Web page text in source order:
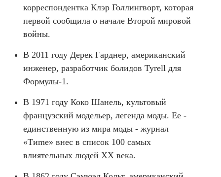
корреспондентка Клэр Голлингворт, которая
первой сообщила о начале Второй мировой
войны.
В 2011 году Дерек Гарднер, американский
инженер, разработчик болидов Tyrell для
Формулы-1.
В 1971 году Коко Шанель, культовый
французский модельер, легенда моды. Ее -
единственную из мира моды - журнал
«Tиmе» внес в список 100 самых
влиятельных людей XX века.